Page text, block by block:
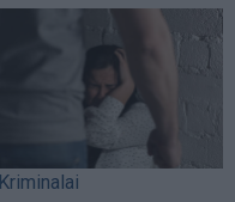
Kriminalai